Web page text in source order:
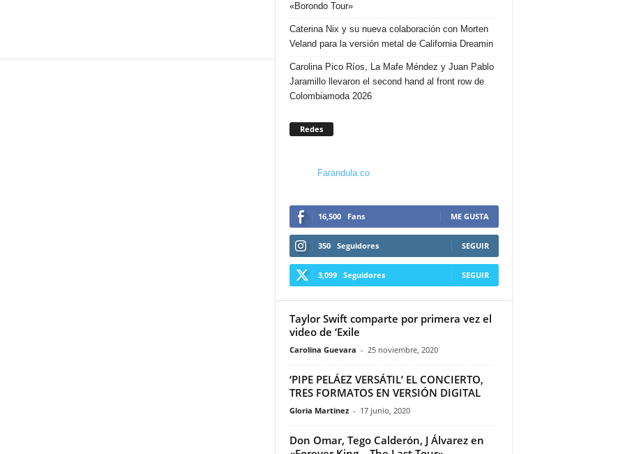
«Borondo Tour»
Caterina Nix y su nueva colaboración con Morten
Veland para la versión metal de California Dreamin
Carolina Pico Ríos, La Mafe Méndez y Juan Pablo
Jaramillo llevaron el second hand al front row de
Colombiamoda 2026
Redes
Farandula.co
16,500 Fans ME GUSTA
350 Seguidores SEGUIR
3,099 Seguidores SEGUIR
Taylor Swift comparte por primera vez el
video de ‘Exile
Carolina Guevara - 25 noviembre, 2020
‘PIPE PELÁEZ VERSÁTIL’ EL CONCIERTO,
TRES FORMATOS EN VERSIÓN DIGITAL
Gloria Martinez - 17 junio, 2020
Don Omar, Tego Calderón, J Álvarez en